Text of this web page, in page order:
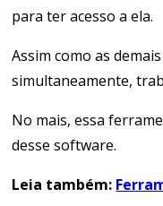
para ter acesso a ela.
Assim como as
simultaneamente,
No mais, essa
desse software.
Leia também: